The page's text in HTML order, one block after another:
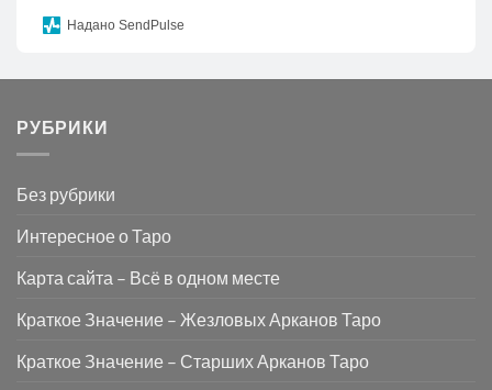
Надано SendPulse
РУБРИКИ
Без рубрики
Интересное о Таро
Карта сайта – Всё в одном месте
Краткое Значение – Жезловых Арканов Таро
Краткое Значение – Старших Арканов Таро